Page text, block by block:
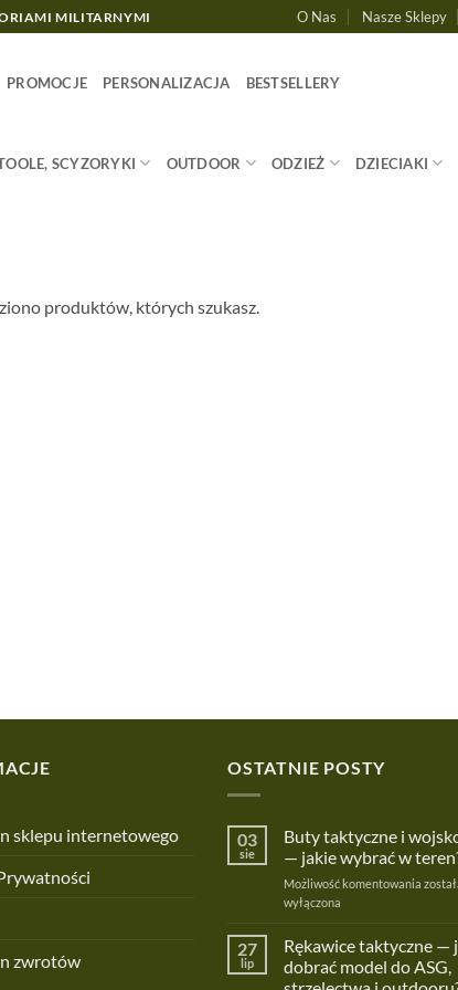
MILITARNYMI O Nas Nasze Sklepy
PROMOCJE PERSONALIZACJA BESTSELLERY
SCYZORYKI OUTDOOR ODZIEŻ DZIECIAKI
produktów, których szukasz.
sklepu internetowego
zwrotów
OSTATNIE POSTY
03
sie
Buty taktyczne i
— jakie wybrać w
Możliwość komentowania Buty
—
jakie
wyłączona
27
lip
Rękawice taktyczne —
dobrać model do ASG,